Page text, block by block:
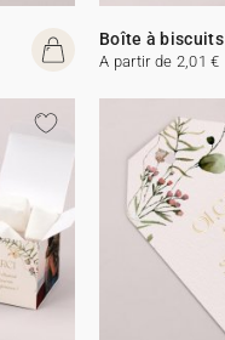
Boîte à biscuits
A partir de 2,01 €